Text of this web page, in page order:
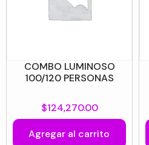
COMBO LUMINOSO
100/120 PERSONAS
$124,270.00
Agregar al carrito